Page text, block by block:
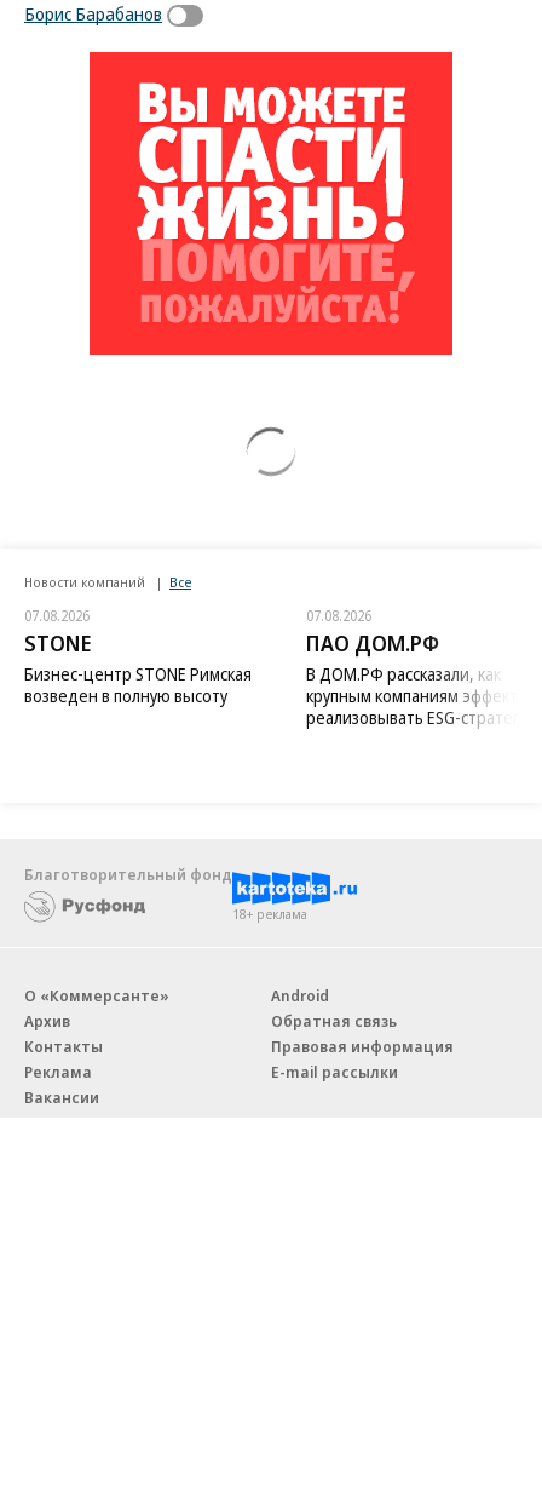
Борис Барабанов
Новости компаний Все
07.08.2026
STONE
Бизнес-центр STONE Римская
возведен в полную высоту
07.08.2026
ПАО ДОМ.РФ
В ДОМ.РФ рассказали, как
крупным компаниям
реализовывать ESG-стратегию
Благотворительный фонд
18+ реклама
О «Коммерсанте»
Архив
Контакты
Реклама
Вакансии
Android
Обратная связь
Правовая информация
E-mail рассылки